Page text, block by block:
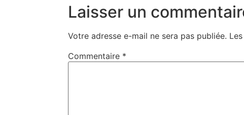
Laisser un
Votre adresse e-mail ne sera pas publiée.
Commentaire *